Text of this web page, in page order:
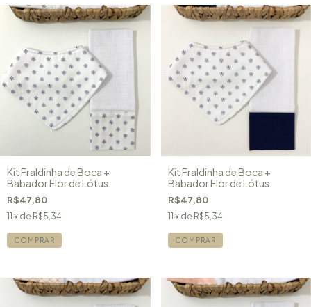
Kit Fraldinha de Boca +
Babador Flor de Lótus
R$47,80
11 x de R$5,34
Kit Fraldinha de Boca +
Babador Flor de Lótus
R$47,80
11 x de R$5,34